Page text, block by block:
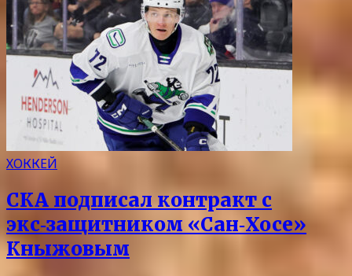
ХОККЕЙ
СКА подписал контракт с
экс‑защитником «Сан‑Хосе»
Кныжовым